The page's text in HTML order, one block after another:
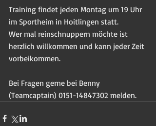
Training findet jeden Montag um 19 Uhr
im Sportheim in Hoitlingen statt.
Wer mal reinschnuppern möchte ist
herzlich willkommen und kann jeder Zeit
vorbeikommen.
Bei Fragen gerne bei Benny
(Teamcaptain) 0151-14847302 melden.